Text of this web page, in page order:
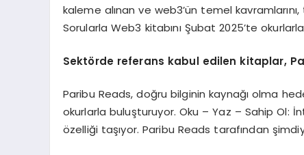
kaleme alınan ve web3’ün temel
Sorularla Web3 kitabını Şubat 2025’te
Sektörde referans kabul edilen kitaplar,
Paribu Reads, doğru bilginin kaynağı olma
okurlarla buluşturuyor. Oku – Yaz – Sahip Ol:
özelliği taşıyor. Paribu Reads tarafından